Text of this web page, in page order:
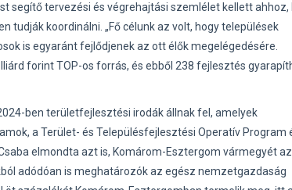
segítő tervezési és végrehajtási szemlélet kellett ahhoz,
tudják koordinálni. „Fő célunk az volt, hogy települések
is egyaránt fejlődjenek az ott élők megelégedésére.
forint TOP-os forrás, és ebből 238 fejlesztés
ben területfejlesztési irodák állnak fel, amelyek
a Terület- és Településfejlesztési Operatív Program
elmondta azt is, Komárom-Esztergom vármegyét
adódóan is meghatározók az egész nemzetgazdaság